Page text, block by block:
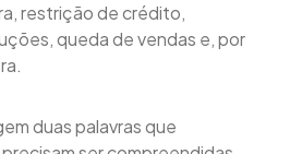
restrição de crédito,
queda de vendas e, por
duas palavras que